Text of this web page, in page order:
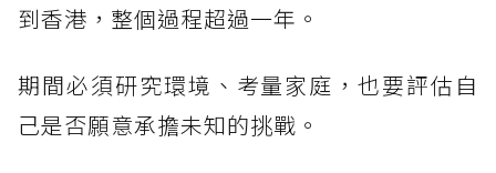
到香港，整個過程超過一年。
期間必須研究環境、考量家庭，也要評估自
己是否願意承擔未知的挑戰。